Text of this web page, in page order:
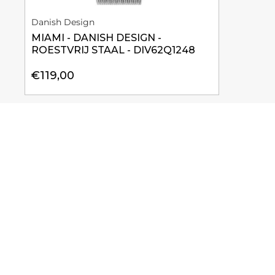
Danish Design
MIAMI - DANISH DESIGN -
ROESTVRIJ STAAL - DIV62Q1248
€119,00